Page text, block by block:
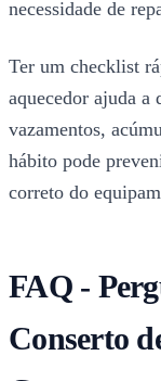
necessidade de
Ter um checklist
aquecedor ajuda a
vazamentos,
hábito pode
correto do
FAQ -
Conserto